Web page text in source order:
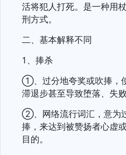
活将犯人打死。是一种用
刑方式。
二、基本解释不同
1、捧杀
①、过分地夸奖或吹捧，
滞退步甚至导致堕落、失败
②、网络流行词汇，意为
捧，来达到被赞扬者心虚
目的。